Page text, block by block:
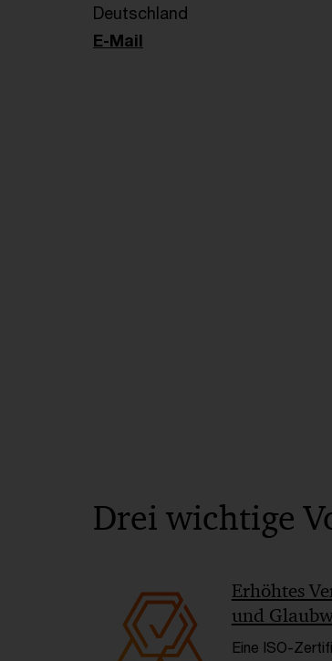
Deutschland
E-Mail
Drei wichtige
Erhöhtes
und
Eine ISO-